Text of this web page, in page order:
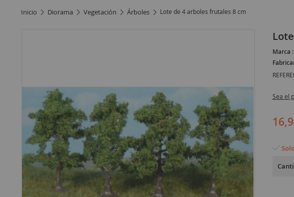
inicio diorama vegetación árboles Lote de 4 arboles frutales 8 cm
Marca :
Sea el